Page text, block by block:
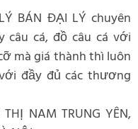
BÁN ĐẠI LÝ chuyên
câu cá, đồ câu cá với
mà giá thành thì luôn
đầy đủ các thương
NAM TRUNG YÊN,